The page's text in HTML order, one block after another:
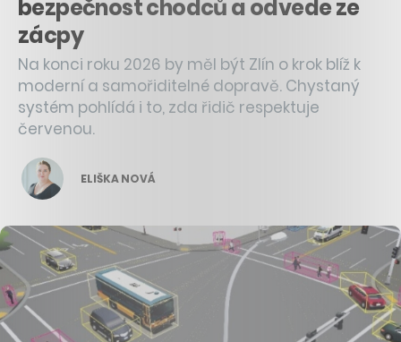
bezpečnost chodců a odvede ze
zácpy
Na konci roku 2026 by měl být Zlín o krok blíž k
moderní a samořiditelné dopravě. Chystaný
systém pohlídá i to, zda řidič respektuje
červenou.
ELIŠKA NOVÁ